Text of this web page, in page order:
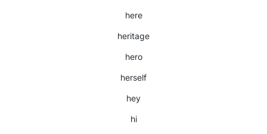
here
heritage
hero
herself
hey
hi